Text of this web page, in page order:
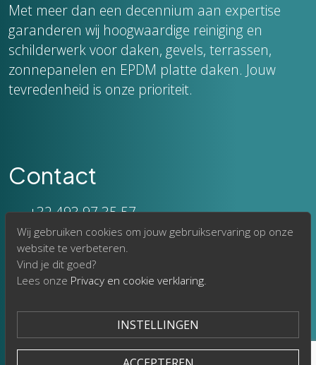
Met meer dan een decennium aan expertise
garanderen wij hoogwaardige reiniging en
schilderwerk voor daken, gevels, terrassen,
zonnepanelen en EPDM platte daken. Jouw
tevredenheid is onze prioriteit.
Contact
+32 493 97 35 57
info@jvgcleaning.be
Breendonkstraat 116
2830 Willebroek
BE1008203152
Wij gebruiken cookies om jouw gebruikservaring op onze
website te verbeteren.
Vind je dit goed?
Lees onze Privacy en cookie verklaring.
INSTELLINGEN